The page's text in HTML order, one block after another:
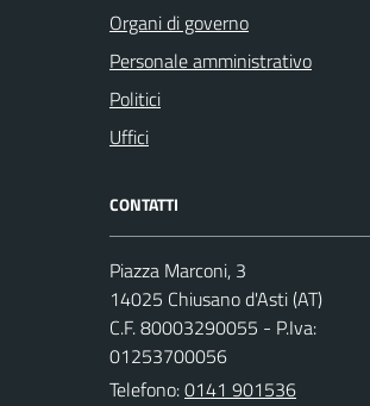
Organi di governo
Personale amministrativo
Politici
Uffici
CONTATTI
Piazza Marconi, 3
14025 Chiusano d'Asti (AT)
C.F. 80003290055 - P.Iva:
01253700056
Telefono:0141 901536